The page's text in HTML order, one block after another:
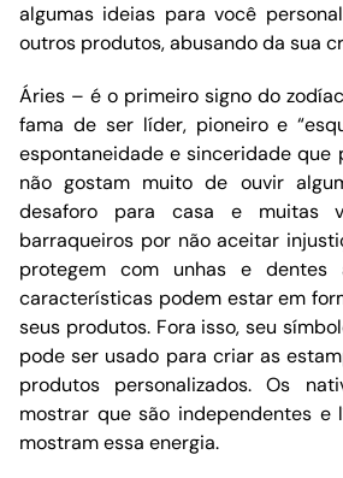
algumas ideias para você
outros produtos, abusando da sua
Áries – é o primeiro signo do
fama de ser líder, pioneiro e
espontaneidade e sinceridade que
não gostam muito de ouvir
desaforo para casa e muitas
barraqueiros por não aceitar
protegem com unhas e dentes
características podem estar em
seus produtos. Fora isso, seu
pode ser usado para criar as
produtos personalizados. Os
mostrar que são independentes e
mostram essa energia.